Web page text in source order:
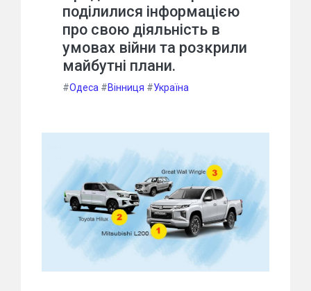
поділилися інформацією
про свою діяльність в
умовах війни та розкрили
майбутні плани.
#Одеса #Вінниця #Україна